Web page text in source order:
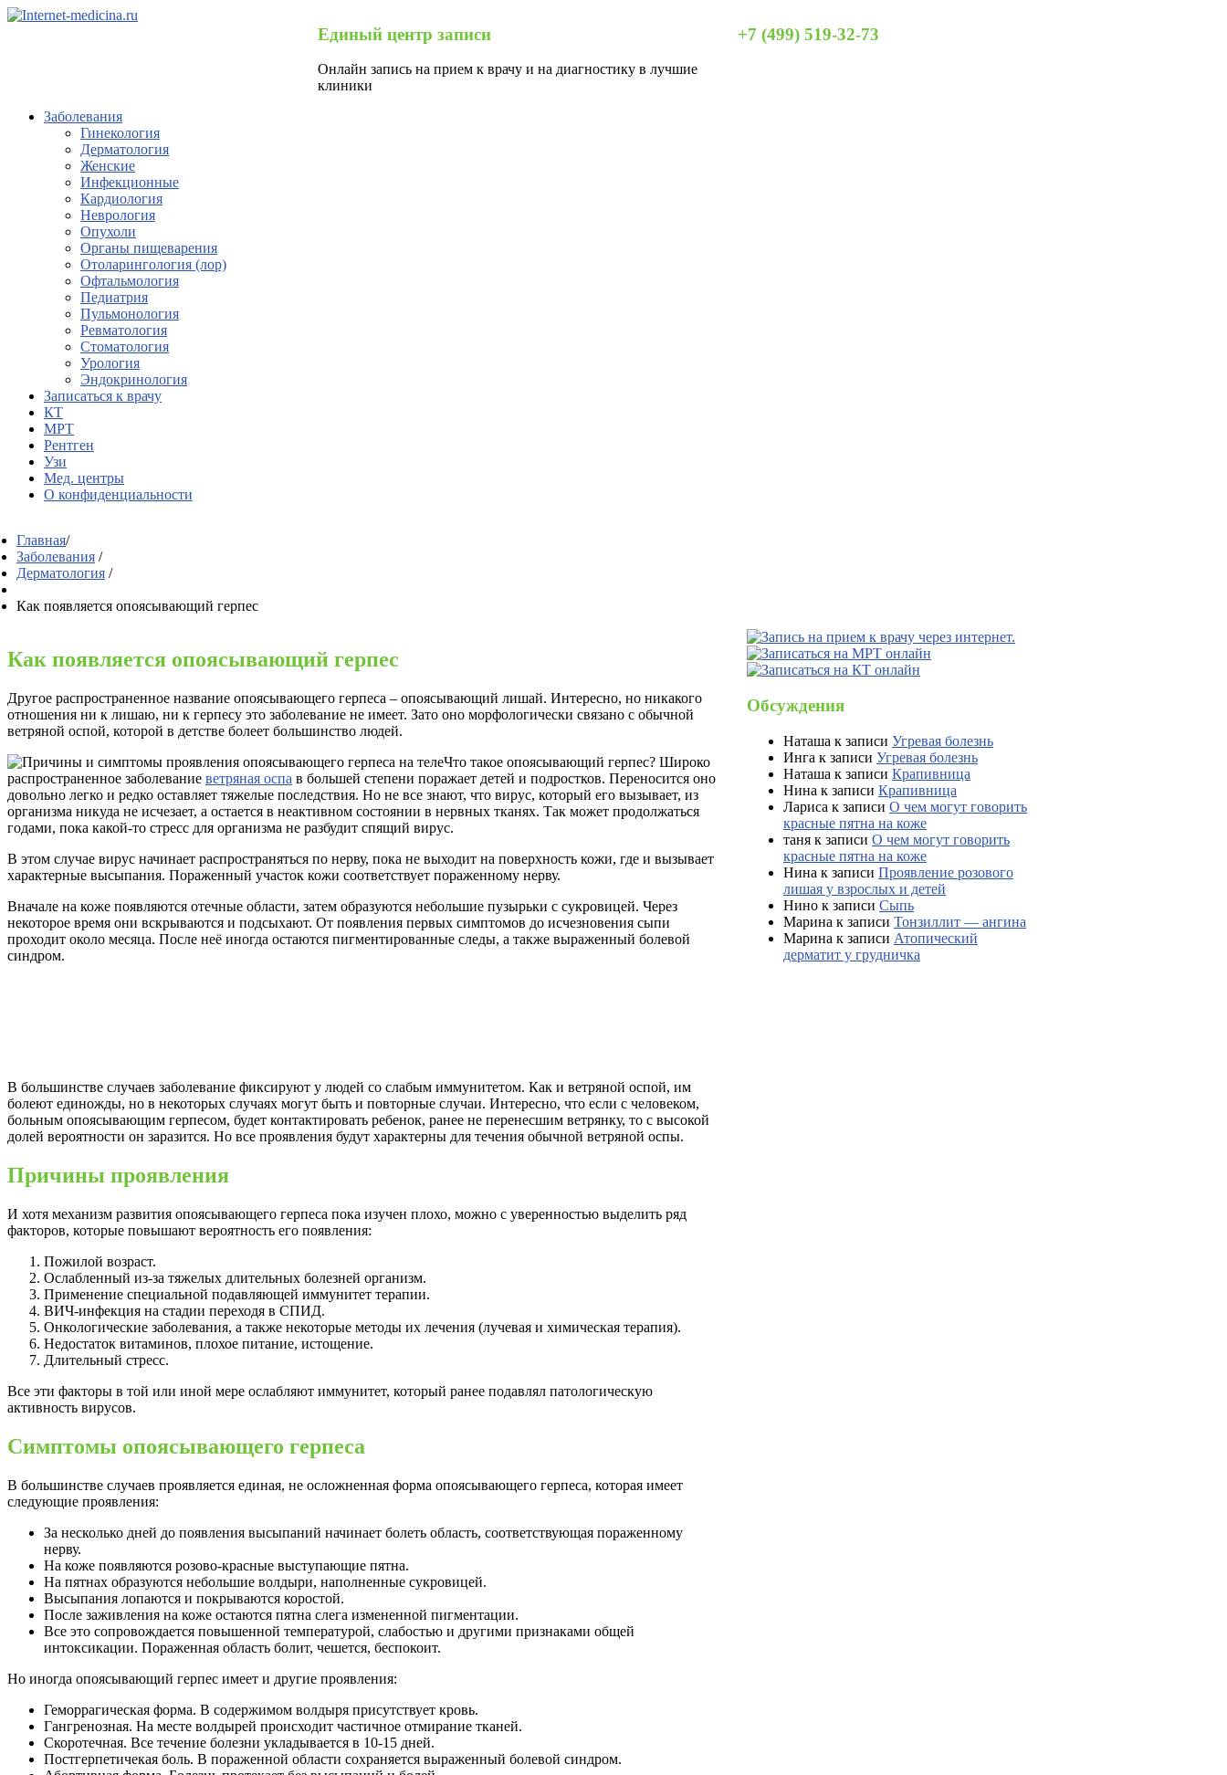
Единый центр записи
Онлайн запись на прием к врачу и на диагностику в лучшие
клиники
+7 (499) 519-32-73
Заболевания
Гинекология
Дерматология
Женские
Инфекционные
Кардиология
Неврология
Опухоли
Органы пищеварения
Отоларингология (лор)
Офтальмология
Педиатрия
Пульмонология
Ревматология
Стоматология
Урология
Эндокринология
Записаться к врачу
КТ
МРТ
Рентген
Узи
Мед. центры
О конфиденциальности
Главная/
Заболевания /
Дерматология /
Как появляется опоясывающий герпес
Как появляется опоясывающий герпес
Другое распространенное название опоясывающего герпеса – опоясывающий лишай. Интересно, но никакого
отношения ни к лишаю, ни к герпесу это заболевание не имеет. Зато оно морфологически связано с обычной
ветряной оспой, которой в детстве болеет большинство людей.
Что такое опоясывающий герпес? Широко
распространенное заболевание ветряная оспа в большей степени поражает детей и подростков. Переносится оно
довольно легко и редко оставляет тяжелые последствия. Но не все знают, что вирус, который его вызывает, из
организма никуда не исчезает, а остается в неактивном состоянии в нервных тканях. Так может продолжаться
годами, пока какой-то стресс для организма не разбудит спящий вирус.
В этом случае вирус начинает распространяться по нерву, пока не выходит на поверхность кожи, где и вызывает
характерные высыпания. Пораженный участок кожи соответствует пораженному нерву.
Вначале на коже появляются отечные области, затем образуются небольшие пузырьки с сукровицей. Через
некоторое время они вскрываются и подсыхают. От появления первых симптомов до исчезновения сыпи
проходит около месяца. После неё иногда остаются пигментированные следы, а также выраженный болевой
синдром.
В большинстве случаев заболевание фиксируют у людей со слабым иммунитетом. Как и ветряной оспой, им
болеют единожды, но в некоторых случаях могут быть и повторные случаи. Интересно, что если с человеком,
больным опоясывающим герпесом, будет контактировать ребенок, ранее не перенесшим ветрянку, то с высокой
долей вероятности он заразится. Но все проявления будут характерны для течения обычной ветряной оспы.
Причины проявления
И хотя механизм развития опоясывающего герпеса пока изучен плохо, можно с уверенностью выделить ряд
факторов, которые повышают вероятность его появления:
Пожилой возраст.
Ослабленный из-за тяжелых длительных болезней организм.
Применение специальной подавляющей иммунитет терапии.
ВИЧ-инфекция на стадии переходя в СПИД.
Онкологические заболевания, а также некоторые методы их лечения (лучевая и химическая терапия).
Недостаток витаминов, плохое питание, истощение.
Длительный стресс.
Все эти факторы в той или иной мере ослабляют иммунитет, который ранее подавлял патологическую
активность вирусов.
Симптомы опоясывающего герпеса
В большинстве случаев проявляется единая, не осложненная форма опоясывающего герпеса, которая имеет
следующие проявления:
За несколько дней до появления высыпаний начинает болеть область, соответствующая пораженному
нерву.
На коже появляются розово-красные выступающие пятна.
На пятнах образуются небольшие волдыри, наполненные сукровицей.
Высыпания лопаются и покрываются коростой.
После заживления на коже остаются пятна слега измененной пигментации.
Все это сопровождается повышенной температурой, слабостью и другими признаками общей
интоксикации. Пораженная область болит, чешется, беспокоит.
Но иногда опоясывающий герпес имеет и другие проявления:
Геморрагическая форма. В содержимом волдыря присутствует кровь.
Гангренозная. На месте волдырей происходит частичное отмирание тканей.
Скоротечная. Все течение болезни укладывается в 10-15 дней.
Постгерпетичекая боль. В пораженной области сохраняется выраженный болевой синдром.
Обсуждения
Наташа к записи Угревая болезнь
Инга к записи Угревая болезнь
Наташа к записи Крапивница
Нина к записи Крапивница
Лариса к записи О чем могут говорить
красные пятна на коже
таня к записи О чем могут говорить
красные пятна на коже
Нина к записи Проявление розового
лишая у взрослых и детей
Нино к записи Сыпь
Марина к записи Тонзиллит — ангина
Марина к записи Атопический
дерматит у грудничка